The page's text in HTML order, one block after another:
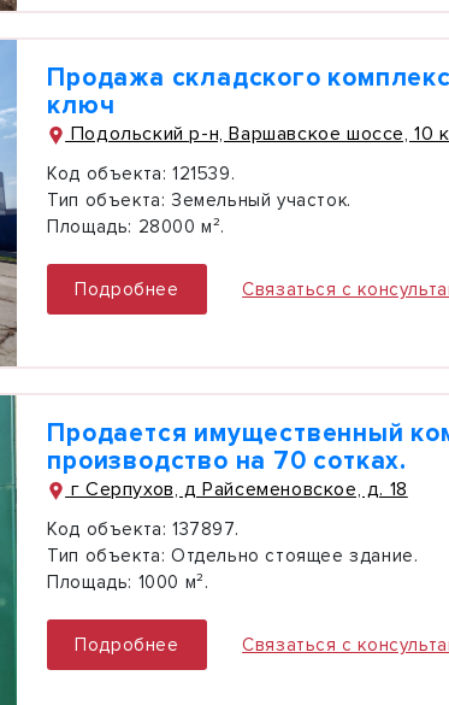
Продажа складского
ключ
Подольский р-н, Варшавское шоссе, 10
Код объекта: 121539.
Тип объекта: Земельный участок.
Площадь: 28000 м².
Подробнее Связаться с
Продается имущественный
производство на 70 сотках.
г Серпухов, д Райсеменовское, д. 18
Код объекта: 137897.
Тип объекта: Отдельно стоящее здание.
Площадь: 1000 м².
Подробнее Связаться с